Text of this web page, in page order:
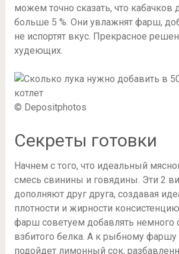
можем точно сказать, что
больше 5 %. Они увлажнят фарш,
не испортят вкус. Прекрасное
худеющих.
© Depositphotos
Секреты готовки
Начнем с того, что идеальный
смесь свинины и говядины. Эти 2
дополняют друг друга, создавая
плотности и жирности
фарш советуем добавлять немного
взбитого белка. А к рыбному
подойдет лимонный сок,